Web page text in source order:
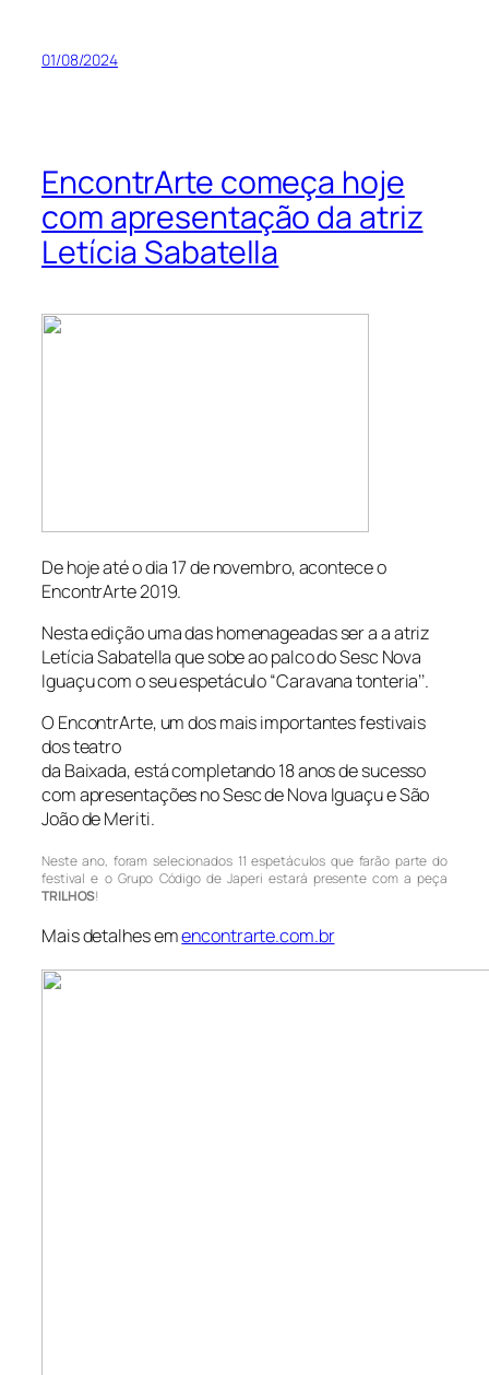
01/08/2024
EncontrArte começa hoje
com apresentação da atriz
Letícia Sabatella
De hoje até o dia 17 de novembro, acontece o
EncontrArte 2019.
Nesta edição uma das homenageadas ser a a atriz
Letícia Sabatella que sobe ao palco do Sesc Nova
Iguaçu com o seu espetáculo “Caravana tonteria’’.
O EncontrArte, um dos mais importantes festivais
dos teatro
da Baixada, está completando 18 anos de sucesso
com apresentações no Sesc de Nova Iguaçu e São
João de Meriti.
Neste ano, foram selecionados 11 espetáculos que farão parte do
festival e o Grupo Código de Japeri estará presente com a peça
TRILHOS!
Mais detalhes emencontrarte.com.br